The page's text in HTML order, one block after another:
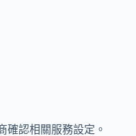
確認相關服務設定。